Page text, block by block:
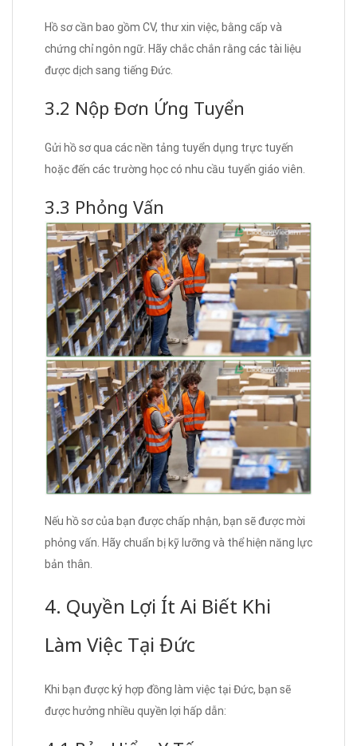
Hồ sơ cần bao gồm CV, thư xin việc, bằng cấp và
chứng chỉ ngôn ngữ. Hãy chắc chắn rằng các tài liệu
được dịch sang tiếng Đức.
3.2 Nộp Đơn Ứng Tuyển
Gửi hồ sơ qua các nền tảng tuyển dụng trực tuyến
hoặc đến các trường học có nhu cầu tuyển giáo viên.
3.3 Phỏng Vấn
Nếu hồ sơ của bạn được chấp nhận, bạn sẽ được mời
phỏng vấn. Hãy chuẩn bị kỹ lưỡng và thể hiện năng lực
bản thân.
4. Quyền Lợi Ít Ai Biết Khi
Làm Việc Tại Đức
Khi bạn được ký hợp đồng làm việc tại Đức, bạn sẽ
được hưởng nhiều quyền lợi hấp dẫn: